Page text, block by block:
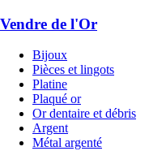
Vendre de l'Or
Bijoux
Pièces et lingots
Platine
Plaqué or
Or dentaire et débris
Argent
Métal argenté